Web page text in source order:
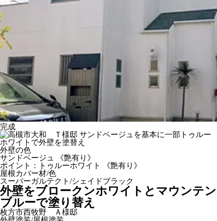
完成
外壁の色
サンドベージュ 《艶有り》
ポイント：トゥルーホワイト 《艶有り》
屋根カバー材/色
スーパーガルテクト/シェイドブラック
外壁をブロークンホワイトとマウンテン
ブルーで塗り替え
枚方市西牧野 Ａ様邸